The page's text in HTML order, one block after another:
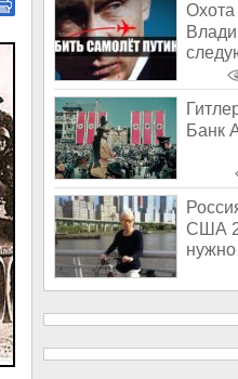
Охота
Банк
США